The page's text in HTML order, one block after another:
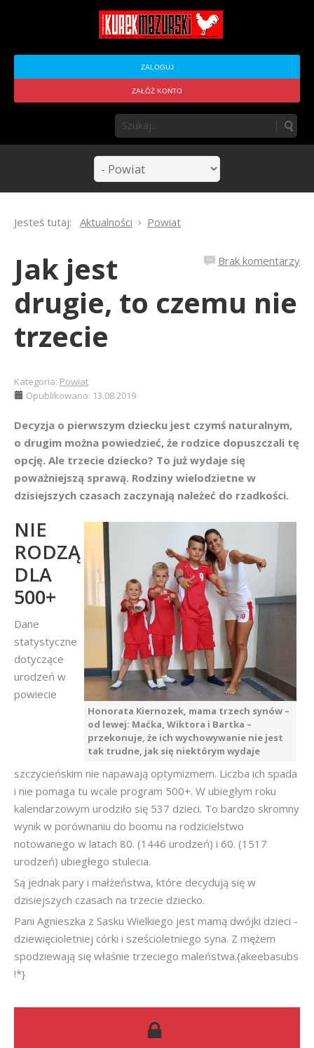
ZALOGUJ
ZAŁÓŻ KONTO
Jesteś tutaj: Aktualności Powiat
Brak komentarzy
Jak jest
drugie, to czemu nie
trzecie
Kategoria: Powiat
Opublikowano: 13.08.2019
Decyzja o pierwszym dziecku jest czymś naturalnym,
o drugim można powiedzieć, że rodzice dopuszczali tę
opcję. Ale trzecie dziecko? To już wydaje się
poważniejszą sprawą. Rodziny wielodzietne w
dzisiejszych czasach zaczynają należeć do rzadkości.
Honorata Kiernozek, mama trzech synów –
od lewej: Maćka, Wiktora i Bartka –
przekonuje, że ich wychowywanie nie jest
tak trudne, jak się niektórym wydaje
NIE
RODZĄ
DLA
500+
Dane
statystyczne
dotyczące
urodzeń w
powiecie
szczycieńskim nie napawają optymizmem. Liczba ich spada
i nie pomaga tu wcale program 500+. W ubiegłym roku
kalendarzowym urodziło się 537 dzieci. To bardzo skromny
wynik w porównaniu do boomu na rodzicielstwo
notowanego w latach 80. (1446 urodzeń) i 60. (1517
urodzeń) ubiegłego stulecia.
Są jednak pary i małżeństwa, które decydują się w
dzisiejszych czasach na trzecie dziecko.
Pani Agnieszka z Sasku Wielkiego jest mamą dwójki dzieci -
dziewięcioletniej córki i sześcioletniego syna. Z mężem
spodziewają się właśnie trzeciego maleństwa.{akeebasubs
!*}